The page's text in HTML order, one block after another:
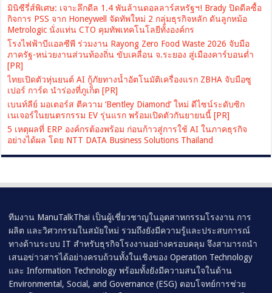
มินิซีรี่ส์พิเศษ: เจาะลึกดีล 1.4 พันล้านดอลลาร์สหรัฐฯ! Brady ปิดดีลซื้อ
กิจการ PSS จาก Honeywell จัดทัพใหม่ 2 กลุ่มธุรกิจหลัก ดันลูกหม้อ
Metrologic นั่งแท่น CTO คุมทัพเทคโนโลยีทั้งองค์กร
โรงไฟฟ้าบีแอลซีพี ร่วมงาน Rayong Zero Food Waste 2026 จับมือ
ภาครัฐ-หน่วยงานส่วนท้องถิ่น ขับเคลื่อน จ.ระยอง สู่เมืองคาร์บอนต่ำ
[PR]
ไทยเปิดตัวหุ่นยนต์ AI กู้ภัยทางน้ำอัตโนมัติเครื่องแรก ZBHA จับมือซู
เปอร์ การ์ด นำร่องที่ภูเก็ต [PR]
เบนท์ลีย์ มอเตอร์ส ตีความ ‘Bentley Diamond’ ใหม่ ดีไซน์ระดับซิก
เนเจอร์ในยนตรกรรม EV รุ่นแรก พร้อมเปิดตัวกันยายนนี้ [PR]
5 เหตุผลที่ ERP องค์กรต้องพร้อม ก่อนก้าวสู่การใช้ AI ในภาคธุรกิจ
อย่างได้ผล โดย NTT DATA Business Solutions Thailand
ทีมงาน ManuTalkThai เป็นผู้เชี่ยวชาญในอุตสาหกรรมโรงงาน การ
ผลิต และวิศวกรรมในสมัยใหม่ รวมถึงยังมีความรู้และประสบการณ์
ทางด้านระบบ IT สำหรับธุรกิจโรงงานอย่างครอบคลุม จึงสามารถนำ
เสนอข่าวสารได้อย่างครบถ้วนทั้งในเชิงของ Operation Technology
และ Information Technology พร้อมทั้งยังมีความสนใจในด้าน
Environmental, Social, and Governance (ESG) ตอบโจทย์การช่วย